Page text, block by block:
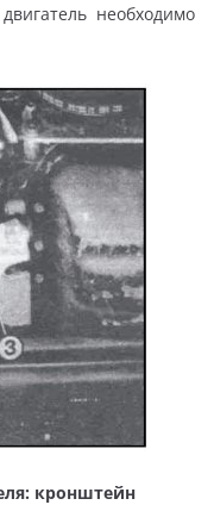
необходимо
кронштейн